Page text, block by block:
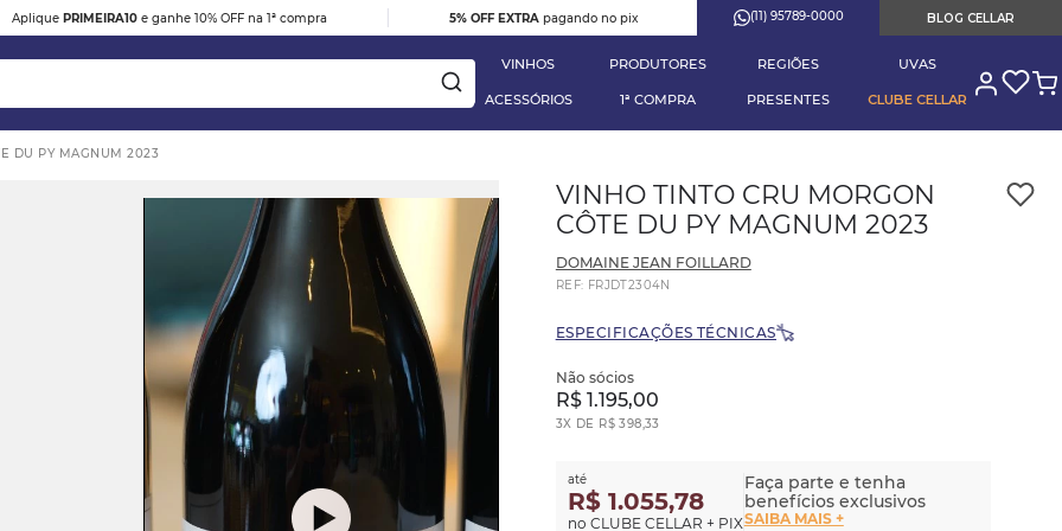
ApliquePRIMEIRA10e ganhe 10% OFF na 1ª compra 5% OFF EXTRA pagando no pix (11) 95789-0000 BLOG CELLAR
VINHO TINTO BARBERA D'ALBA
R$ 395,00
VER DETALHES
VINHOS PRODUTORES REGIÕES UVAS
ACESSÓRIOS 1ª COMPRA PRESENTES CLUBE CELLAR
DU PY MAGNUM 2023
VINHO TINTO CRU MORGON
CÔTE DU PY MAGNUM 2023
DOMAINE JEAN FOILLARD
REF: FRJDT2304N
ESPECIFICAÇÕES TÉCNICAS
Não sócios
R$ 1.195,00
3X DE R$ 398,33
até
R$ 1.055,78
no CLUBE CELLAR + PIX
Faça parte e tenha
benefícios exclusivos
SAIBA MAIS +